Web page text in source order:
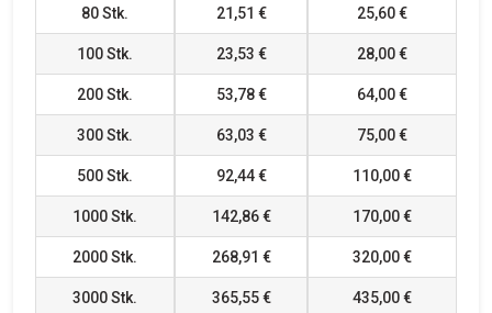
80Stk. 21,51 € 25,60 €
100Stk. 23,53 € 28,00 €
200Stk. 53,78 € 64,00 €
300Stk. 63,03 € 75,00 €
500Stk. 92,44 € 110,00 €
1000Stk. 142,86 € 170,00 €
2000Stk. 268,91 € 320,00 €
3000Stk. 365,55 € 435,00 €